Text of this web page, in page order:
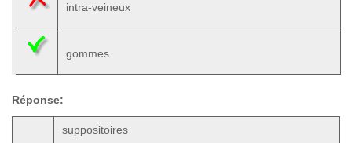
intra-veineux
gommes
Réponse:
suppositoires